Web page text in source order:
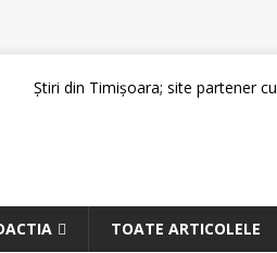
Știri din Timișoara; site partener cu
TOATE ARTICOLELE